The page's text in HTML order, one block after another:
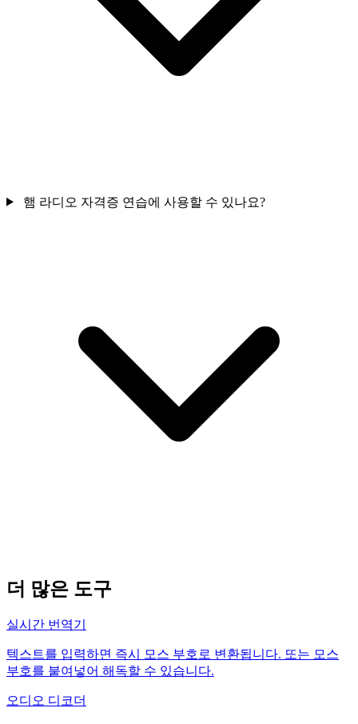
햄 라디오 자격증 연습에 사용할 수 있나요?
더 많은 도구
실시간 번역기
텍스트를 입력하면 즉시 모스 부호로 변환됩니다. 또는 모스
부호를 붙여넣어 해독할 수 있습니다.
오디오 디코더